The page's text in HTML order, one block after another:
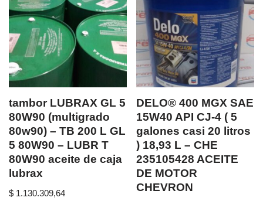
tambor LUBRAX GL 5
80W90 (multigrado
80w90) – TB 200 L GL
5 80W90 – LUBR T
80W90 aceite de caja
lubrax
$ 1.130.309,64
DELO® 400 MGX SAE
15W40 API CJ-4 ( 5
galones casi 20 litros
) 18,93 L – CHE
235105428 ACEITE
DE MOTOR
CHEVRON